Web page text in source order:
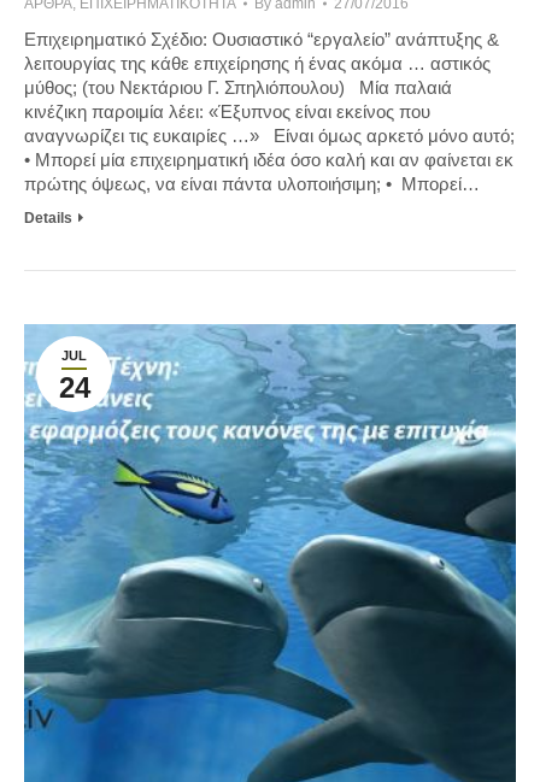
ΆΡΘΡΑ, ΕΠΙΧΕΙΡΗΜΑΤΙΚΟΤΗΤΑ By admin 27/07/2016
Επιχειρηματικό Σχέδιο: Ουσιαστικό “εργαλείο” ανάπτυξης &
λειτουργίας της κάθε επιχείρησης ή ένας ακόμα … αστικός
μύθος; (του Νεκτάριου Γ. Σπηλιόπουλου) Μία παλαιά
κινέζικη παροιμία λέει: «Έξυπνος είναι εκείνος που
αναγνωρίζει τις ευκαιρίες …» Είναι όμως αρκετό μόνο αυτό;
• Μπορεί μία επιχειρηματική ιδέα όσο καλή και αν φαίνεται εκ
πρώτης όψεως, να είναι πάντα υλοποιήσιμη; • Μπορεί…
Details
JUL
24